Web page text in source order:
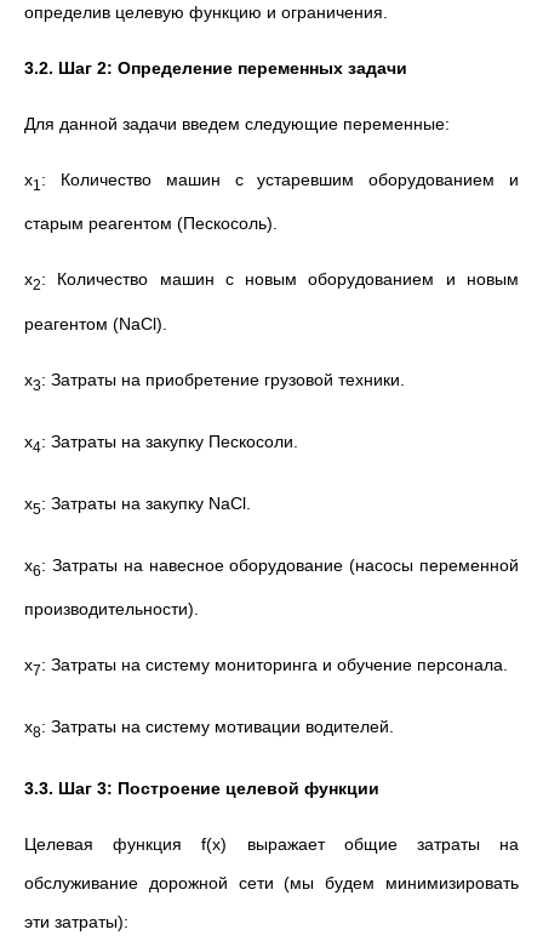
определив целевую функцию и ограничения.
3.2. Шаг 2: Определение переменных задачи
Для данной задачи введем следующие переменные:
x1 ​: Количество машин с устаревшим оборудованием и
старым реагентом (Пескосоль).
x2​: Количество машин с новым оборудованием и новым
реагентом (NaCl).
x3: Затраты на приобретение грузовой техники.
x4​: Затраты на закупку Пескосоли.
x5​: Затраты на закупку NaCl.
x6​: Затраты на навесное оборудование (насосы переменной
производительности).
x7​: Затраты на систему мониторинга и обучение персонала.
x8​: Затраты на систему мотивации водителей.
3.3. Шаг 3: Построение целевой функции
Целевая функция f(x) выражает общие затраты на
обслуживание дорожной сети (мы будем минимизировать
эти затраты):